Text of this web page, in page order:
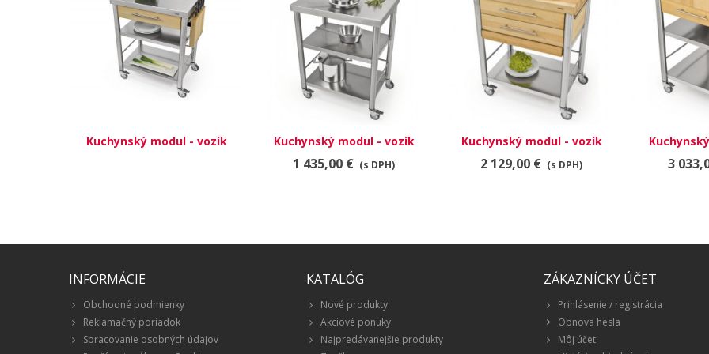
Kuchynský modul - vozík
Kuchynský modul - vozík
687700
1 435,00 € (s DPH)
Kuchynský modul - vozík
692702
2 129,00 € (s DPH) 3
INFORMÁCIE
Obchodné podmienky
Reklamačný poriadok
Spracovanie osobných údajov
KATALÓG
Nové produkty
Akciové ponuky
Najpredávanejšie produkty
ZÁKAZNÍCKY ÚČET
Prihlásenie / registrácia
Obnova hesla
Môj účet